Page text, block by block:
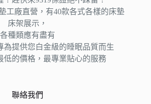
工廠直營，有40款各式各樣的床墊
床架展示，
各種類應有盡有
為提供您白金級的睡眠品質而生
低的價格，最專業貼心的服務
聯絡我們